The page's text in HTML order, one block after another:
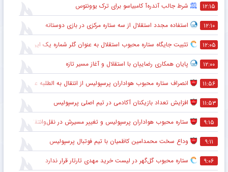
۱۲:۱۵ شرط جالب آندره‌آ کامبیاسو برای ترک یوونتوس
۱۲:۱۰ استفاده مجدد استقلال از سه ستاره مرکزی در بازی دوستانه
۱۲:۰۵ تثبیت جایگاه ستاره محبوب استقلال به عنوان گلر شماره یک این تیم برای شروع لیگ
۱۲:۰۰ پایان همکاری رضاییان با استقلال و آغاز مسیر تازه
۱۱:۵۶ انصراف ستاره محبوب هواداران پرسپولیس از انتقال به الطلبه عراق
۱۱:۵۳ افزایش تعداد بازیکنان آکادمی در تیم اصلی پرسپولیس
۹:۱۵ ستاره محبوب هواداران پرسپولیس و تغییر مسیرش در نقل‌وانتقالات
۹:۱۱ وداع سخت محمدامین کاظمیان با تیم فوتبال پرسپولیس
۹:۰۶ ستاره محبوب گل‌گهر در لیست خرید مهدی تارتار قرار ندارد